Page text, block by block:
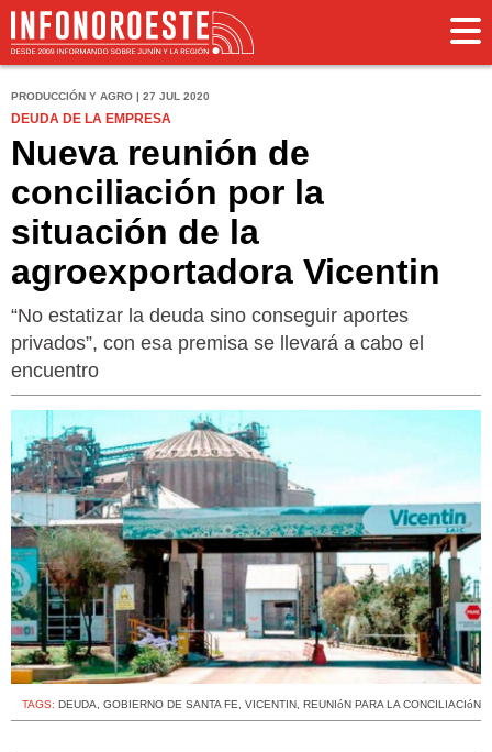
PRODUCCIÓN Y AGRO | 27 JUL 2020
DEUDA DE LA EMPRESA
Nueva reunión de
conciliación por la
situación de la
agroexportadora Vicentin
“No estatizar la deuda sino conseguir aportes
privados”, con esa premisa se llevará a cabo el
encuentro
TAGS: DEUDA, GOBIERNO DE SANTA FE, VICENTIN, REUNIóN PARA LA CONCILIACIóN